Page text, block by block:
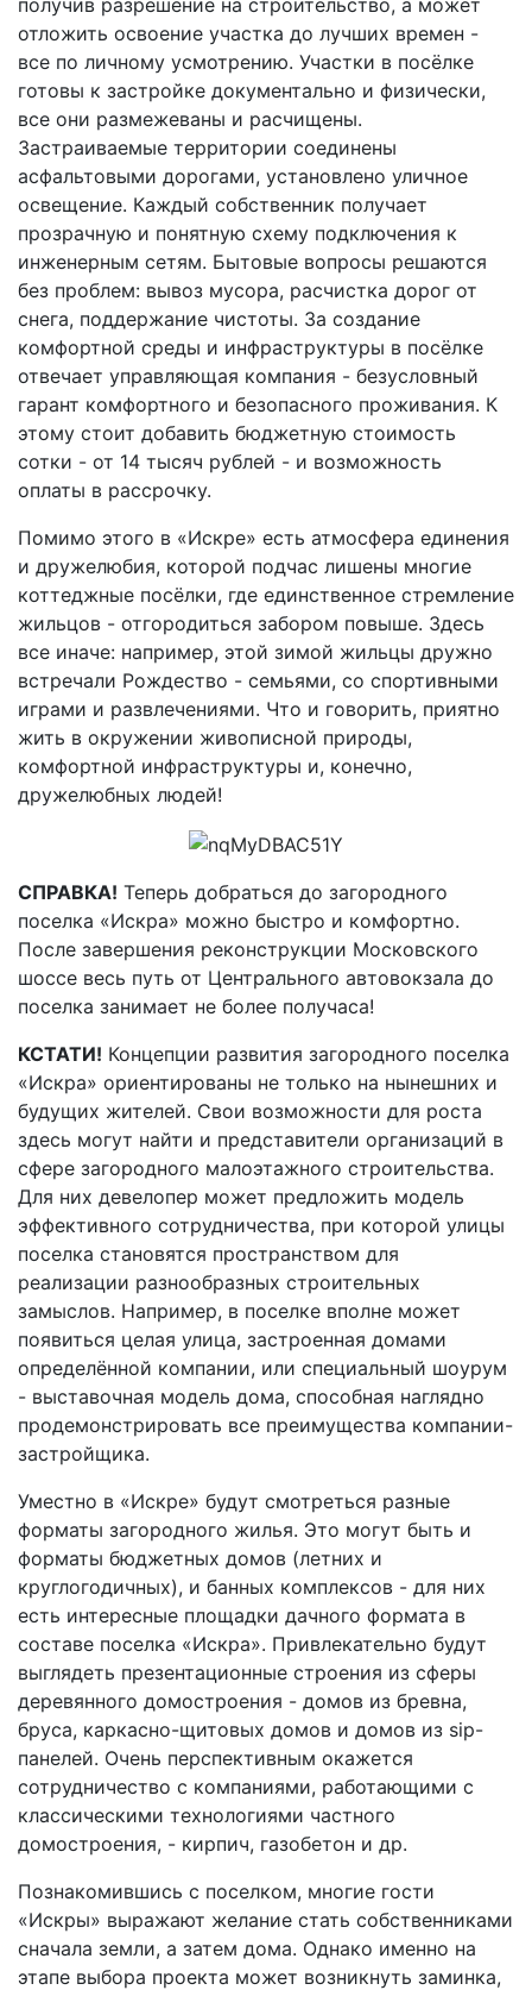
получив разрешение на строительство, а может
отложить освоение участка до лучших времен -
все по личному усмотрению. Участки в посёлке
готовы к застройке документально и физически,
все они размежеваны и расчищены.
Застраиваемые территории соединены
асфальтовыми дорогами, установлено уличное
освещение. Каждый собственник получает
прозрачную и понятную схему подключения к
инженерным сетям. Бытовые вопросы решаются
без проблем: вывоз мусора, расчистка дорог от
снега, поддержание чистоты. За создание
комфортной среды и инфраструктуры в посёлке
отвечает управляющая компания - безусловный
гарант комфортного и безопасного проживания. К
этому стоит добавить бюджетную стоимость
сотки - от 14 тысяч рублей - и возможность
оплаты в рассрочку.
Помимо этого в «Искре» есть атмосфера единения
и дружелюбия, которой подчас лишены многие
коттеджные посёлки, где единственное стремление
жильцов - отгородиться забором повыше. Здесь
все иначе: например, этой зимой жильцы дружно
встречали Рождество - семьями, со спортивными
играми и развлечениями. Что и говорить, приятно
жить в окружении живописной природы,
комфортной инфраструктуры и, конечно,
дружелюбных людей!
СПРАВКА! Теперь добраться до загородного
поселка «Искра» можно быстро и комфортно.
После завершения реконструкции Московского
шоссе весь путь от Центрального автовокзала до
поселка занимает не более получаса!
КСТАТИ! Концепции развития загородного поселка
«Искра» ориентированы не только на нынешних и
будущих жителей. Свои возможности для роста
здесь могут найти и представители организаций в
сфере загородного малоэтажного строительства.
Для них девелопер может предложить модель
эффективного сотрудничества, при которой улицы
поселка становятся пространством для
реализации разнообразных строительных
замыслов. Например, в поселке вполне может
появиться целая улица, застроенная домами
определённой компании, или специальный шоурум
- выставочная модель дома, способная наглядно
продемонстрировать все преимущества компании-
застройщика.
Уместно в «Искре» будут смотреться разные
форматы загородного жилья. Это могут быть и
форматы бюджетных домов (летних и
круглогодичных), и банных комплексов - для них
есть интересные площадки дачного формата в
составе поселка «Искра». Привлекательно будут
выглядеть презентационные строения из сферы
деревянного домостроения - домов из бревна,
бруса, каркасно-щитовых домов и домов из sip-
панелей. Очень перспективным окажется
сотрудничество с компаниями, работающими с
классическими технологиями частного
домостроения, - кирпич, газобетон и др.
Познакомившись с поселком, многие гости
«Искры» выражают желание стать собственниками
сначала земли, а затем дома. Однако именно на
этапе выбора проекта может возникнуть заминка,